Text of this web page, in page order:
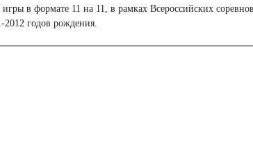
в формате 11 на 11, в рамках Всероссийских
годов рождения.